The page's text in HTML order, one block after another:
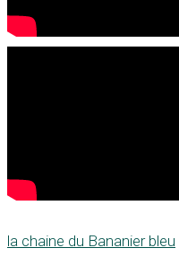
la chaine du Bananier bleu